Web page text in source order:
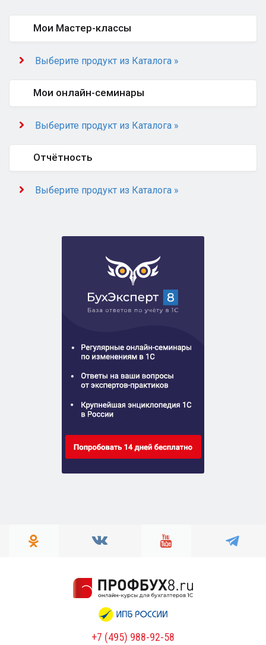
Мои Мастер-классы
Выберите продукт из Каталога »
Мои онлайн-семинары
Выберите продукт из Каталога »
Отчётность
Выберите продукт из Каталога »
+7 (495) 988-92-58